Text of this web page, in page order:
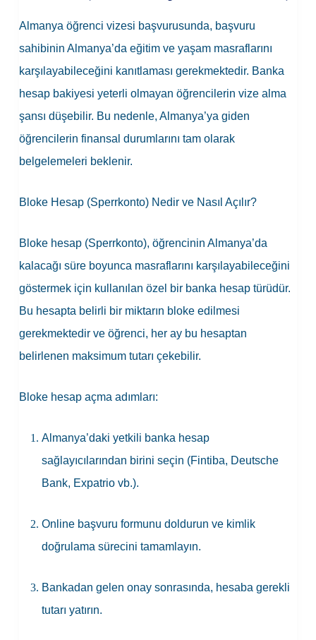
Almanya öğrenci vizesi başvurusunda, başvuru
sahibinin Almanya’da eğitim ve yaşam masraflarını
karşılayabileceğini kanıtlaması gerekmektedir. Banka
hesap bakiyesi yeterli olmayan öğrencilerin vize alma
şansı düşebilir. Bu nedenle, Almanya’ya giden
öğrencilerin finansal durumlarını tam olarak
belgelemeleri beklenir.
Bloke Hesap (Sperrkonto) Nedir ve Nasıl Açılır?
Bloke hesap (Sperrkonto), öğrencinin Almanya’da
kalacağı süre boyunca masraflarını karşılayabileceğini
göstermek için kullanılan özel bir banka hesap türüdür.
Bu hesapta belirli bir miktarın bloke edilmesi
gerekmektedir ve öğrenci, her ay bu hesaptan
belirlenen maksimum tutarı çekebilir.
Bloke hesap açma adımları:
Almanya’daki yetkili banka hesap
sağlayıcılarından birini seçin (Fintiba, Deutsche
Bank, Expatrio vb.).
Online başvuru formunu doldurun ve kimlik
doğrulama sürecini tamamlayın.
Bankadan gelen onay sonrasında, hesaba gerekli
tutarı yatırın.